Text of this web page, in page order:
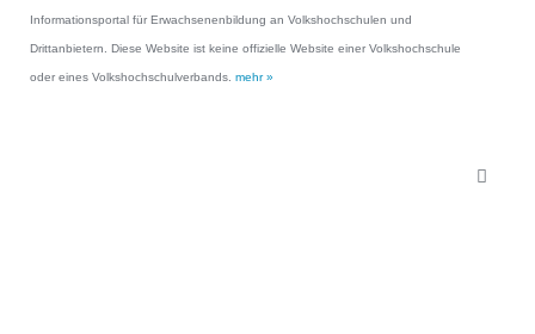
Informationsportal für Erwachsenenbildung an Volkshochschulen und
Drittanbietern. Diese Website ist keine offizielle Website einer Volkshochschule
oder eines Volkshochschulverbands. mehr »